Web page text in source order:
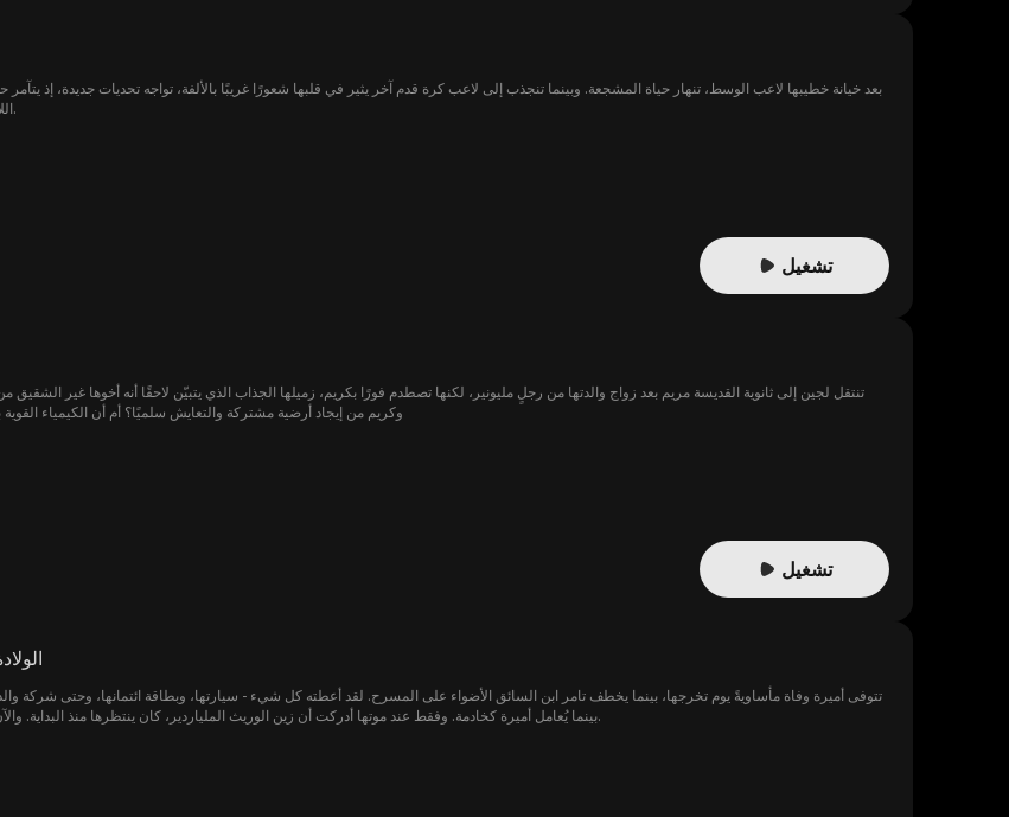
بعد خيانة خطيبها لاعب الوسط، تنهار حياة المشجعة. وبينما تنجذب إلى لاعب كرة قدم آخر يثير في قلبها شعورًا غريبًا بالألفة، تواجه تحديات جديدة، إذ يتآمر
اللاعب الذي أعجبت به لتمزيق العلاقة بينهما.
تشغيل
تنتقل لجين إلى ثانوية القديسة مريم بعد زواج والدتها من رجلٍ مليونير، لكنها تصطدم فورًا بكريم، زميلها الجذاب الذي يتبيّن لاحقًا أنه أخوها غير
وكريم من إيجاد أرضية مشتركة والتعايش سلميًا؟ أم أن الكيمياء
تشغيل
الولادة
تتوفى أميرة وفاة مأساويةً يوم تخرجها، بينما يخطف تامر ابن السائق الأضواء على المسرح. لقد أعطته كل شيء - سيارتها، وبطاقة ائتمانها، وحتى شركة
بينما يُعامل أميرة كخادمة. وفقط عند موتها أدركت أن زين الوريث الملياردير، كان ينتظرها منذ البداية. والآن، يمنحها القدر فرصةً ثانيةً لتصحيح الأمور.